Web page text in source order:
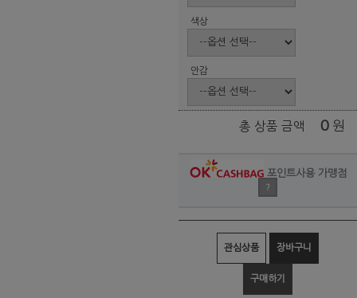
색상
안감
총 상품 금액 0 원
포인트사용 가맹점
?
관심상품 장바구니
구매하기